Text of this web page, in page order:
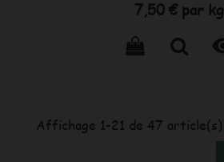
Prix
7,50 € par kg
Affichage 1-21 de 47 article(s)